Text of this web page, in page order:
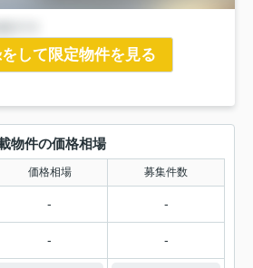
して限定物件を見る
物件の価格相場
価格相場 募集件数
- -
- -